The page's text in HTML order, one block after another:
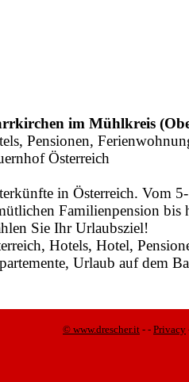
im Mühlkreis
Pensionen,
Österreich
in Österreich. Vom
Familienpension
Sie Ihr Urlaubsziel!
Hotels, Hotel,
Urlaub auf dem
© www.drescher.it - - Privacy